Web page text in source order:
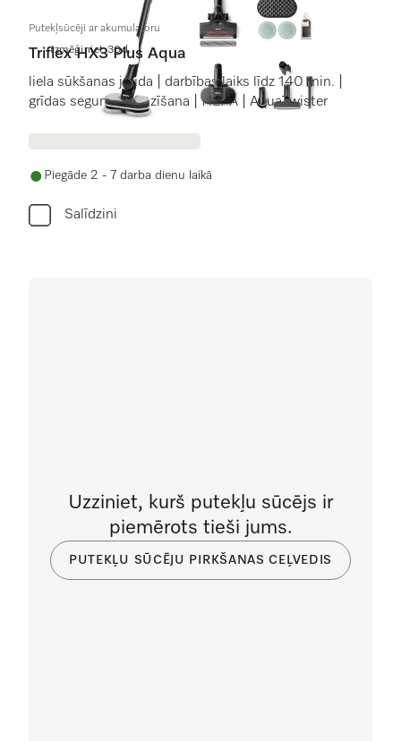
Izmēģiniet 30d.
Putekļsūcēji ar akumulatoru
Triflex HX3 Plus Aqua
liela sūkšanas jauda | darbības laiks līdz 140 min. |
grīdas seguma atpazīšana | HEPA | AquaTwister
Piegāde 2 - 7 darba dienu laikā
Salīdzini
Uzziniet, kurš putekļu sūcējs ir
piemērots tieši jums.
PUTEKĻU SŪCĒJU PIRKŠANAS CEĻVEDIS